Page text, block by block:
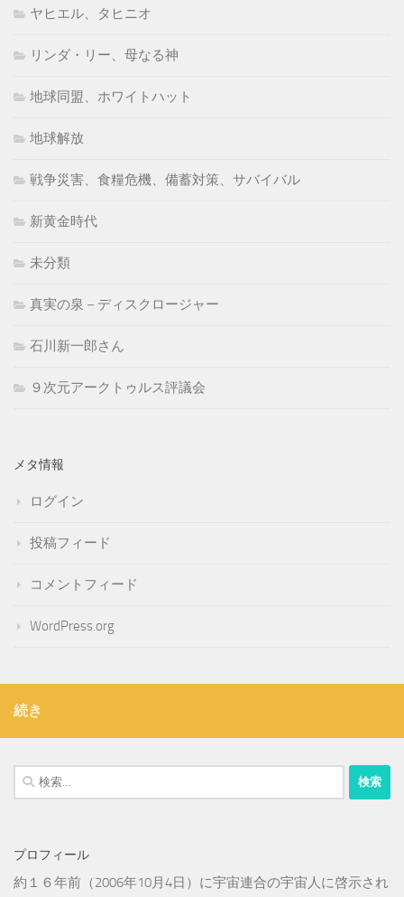
ヤヒエル、タヒニオ
リンダ・リー、母なる神
地球同盟、ホワイトハット
地球解放
戦争災害、食糧危機、備蓄対策、サバイバル
新黄金時代
未分類
真実の泉－ディスクロージャー
石川新一郎さん
９次元アークトゥルス評議会
メタ情報
ログイン
投稿フィード
コメントフィード
WordPress.org
続き
検
索:
プロフィール
約１６年前（2006年10月4日）に宇宙連合の宇宙人に啓示され